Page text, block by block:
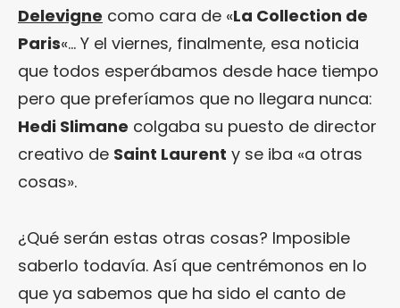
Delevigne como cara de «La Collection de
Paris«… Y el viernes, finalmente, esa noticia
que todos esperábamos desde hace tiempo
pero que preferíamos que no llegara nunca:
Hedi Slimane colgaba su puesto de director
creativo de Saint Laurent y se iba «a otras
cosas».
¿Qué serán estas otras cosas? Imposible
saberlo todavía. Así que centrémonos en lo
que ya sabemos que ha sido el canto de